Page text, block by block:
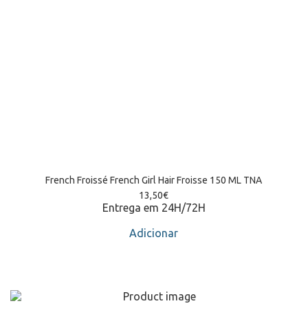
French Froissé French Girl Hair Froisse 150 ML TNA
13,50€
Entrega em 24H/72H
Adicionar